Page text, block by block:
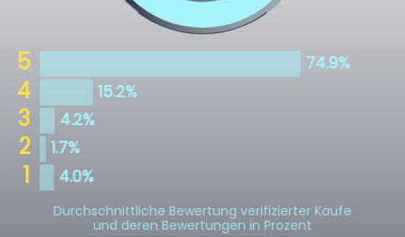
Durchschnittliche Bewertung verifizierter Käufe
und deren Bewertungen in Prozent